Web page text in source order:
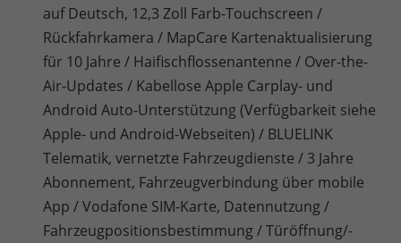
auf Deutsch, 12,3 Zoll Farb-Touchscreen /
Rückfahrkamera / MapCare Kartenaktualisierung
für 10 Jahre / Haifischflossenantenne / Over-the-
Air-Updates / Kabellose Apple Carplay- und
Android Auto-Unterstützung (Verfügbarkeit siehe
Apple- und Android-Webseiten) / BLUELINK
Telematik, vernetzte Fahrzeugdienste / 3 Jahre
Abonnement, Fahrzeugverbindung über mobile
App / Vodafone SIM-Karte, Datennutzung /
Fahrzeugpositionsbestimmung / Türöffnung/-